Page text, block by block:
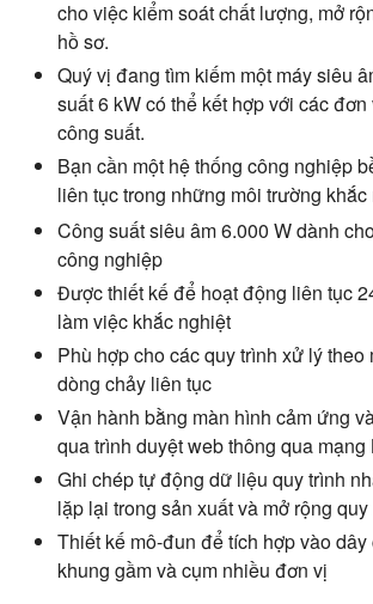
cho việc kiểm soát chất lượng, mở
hồ sơ.
Quý vị đang tìm kiếm một máy siêu
suất 6 kW có thể kết hợp với các
công suất.
Bạn cần một hệ thống công nghiệp
liên tục trong những môi trường khắc
Công suất siêu âm 6.000 W dành
công nghiệp
Được thiết kế để hoạt động liên tục
làm việc khắc nghiệt
Phù hợp cho các quy trình xử lý theo
dòng chảy liên tục
Vận hành bằng màn hình cảm ứng
qua trình duyệt web thông qua mạng
Ghi chép tự động dữ liệu quy trình
lặp lại trong sản xuất và mở rộng quy
Thiết kế mô-đun để tích hợp vào
khung gầm và cụm nhiều đơn vị